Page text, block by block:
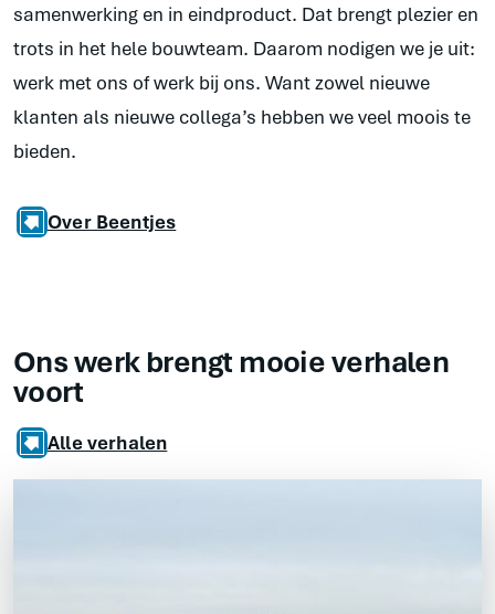
samenwerking en in eindproduct. Dat brengt plezier en
trots in het hele bouwteam. Daarom nodigen we je uit:
werk met ons of werk bij ons. Want zowel nieuwe
klanten als nieuwe collega’s hebben we veel moois te
bieden.
Over Beentjes
Ons werk brengt mooieverhalen
voort
Alle verhalen